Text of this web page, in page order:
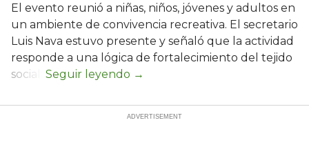
El evento reunió a niñas, niños, jóvenes y adultos en
un ambiente de convivencia recreativa. El secretario
Luis Nava estuvo presente y señaló que la actividad
responde a una lógica de fortalecimiento del tejido
social: